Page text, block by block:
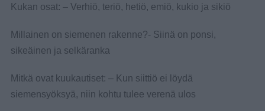
Kukan osat: – Verhiö, teriö, hetiö, emiö, kukio ja sikiö
Millainen on siemenen rakenne?- Siinä on ponsi,
sikeäinen ja selkäranka
Mitkä ovat kuukautiset: – Kun siittiö ei löydä
siemensyöksyä, niin kohtu tulee verenä ulos